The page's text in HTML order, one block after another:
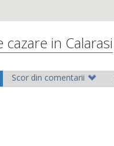
in Calarasi
Scor din comentarii